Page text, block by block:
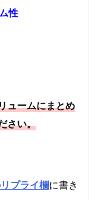
性
ュームにまとめ
さい。
プライ欄に書き